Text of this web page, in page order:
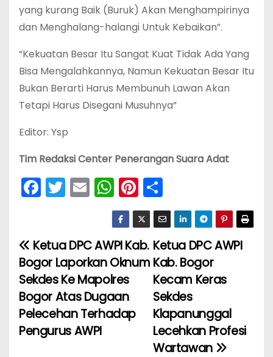
yang kurang Baik (Buruk) Akan Menghampirinya
dan Menghalang-halangi Untuk Kebaikan”.
“Kekuatan Besar Itu Sangat Kuat Tidak Ada Yang
Bisa Mengalahkannya, Namun Kekuatan Besar Itu
Bukan Berarti Harus Membunuh Lawan Akan
Tetapi Harus Disegani Musuhnya”
Editor: Ysp
Tim Redaksi Center Penerangan Suara Adat
F
a
e
b
o
o
k
T
w
er
E
m
l
W
h
a
ts
A
p
p
Pi
nt
er
e
st
h
ar
e
N
a
v
i
Ketua DPC AWPI
Kab. Bogor
Kecam Keras
Sekdes
Klapanunggal
Lecehkan Profesi
Wartawan
Ketua DPC AWPI Kab.
Bogor Laporkan Oknum
Sekdes Ke Mapolres
Bogor Atas Dugaan
Pelecehan Terhadap
Pengurus AWPI